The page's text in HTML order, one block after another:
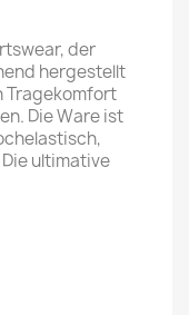
der
hergestellt
Tragekomfort
Die Ware ist
ultimative